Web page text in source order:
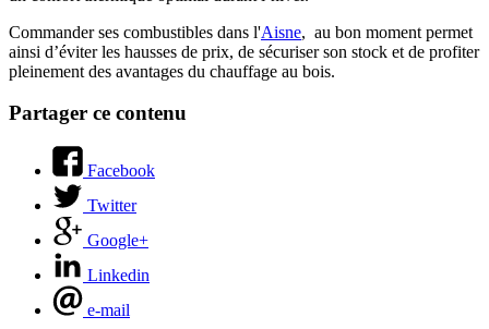
Commander ses combustibles dans l'Aisne, au bon moment permet
ainsi d’éviter les hausses de prix, de sécuriser son stock et de profiter
pleinement des avantages du chauffage au bois.
Partager ce contenu
Facebook
Twitter
Google+
Linkedin
e-mail